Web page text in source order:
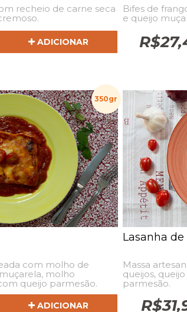
recheio de carne seca
ADICIONAR
Bifes de
e queijo
R$
350gr
com molho de
molho
queijo parmesão.
ADICIONAR
Lasanha
Massa
queijos,
parmesão.
R$